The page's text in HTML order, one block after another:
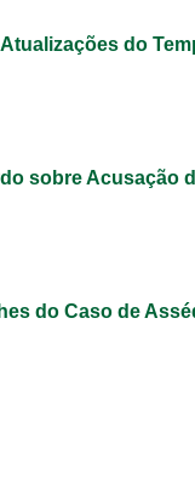
do
sobre Acusação
do Caso de